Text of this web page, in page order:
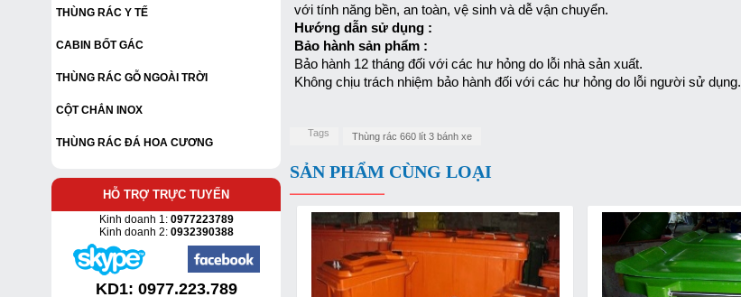
THÙNG RÁC Y TẾ
CABIN BỐT GÁC
THÙNG RÁC GỖ NGOÀI TRỜI
CỘT CHẮN INOX
THÙNG RÁC ĐÁ HOA CƯƠNG
HỖ TRỢ TRỰC TUYẾN
Kinh doanh 1:0977223789
Kinh doanh 2: 0932390388
KD1: 0977.223.789
với tính năng bền, an toàn, vệ sinh và dễ vận chuyển.
Hướng dẫn sử dụng :
Bảo hành sản phẩm :
Bảo hành 12 tháng đối với các hư hỏng do lỗi nhà sản xuất.
Không chịu trách nhiệm bảo hành đối với các hư hỏng do lỗi người sử dụng.
Tags Thùng rác 660 lít 3 bánh xe
SẢN PHẨM CÙNG LOẠI